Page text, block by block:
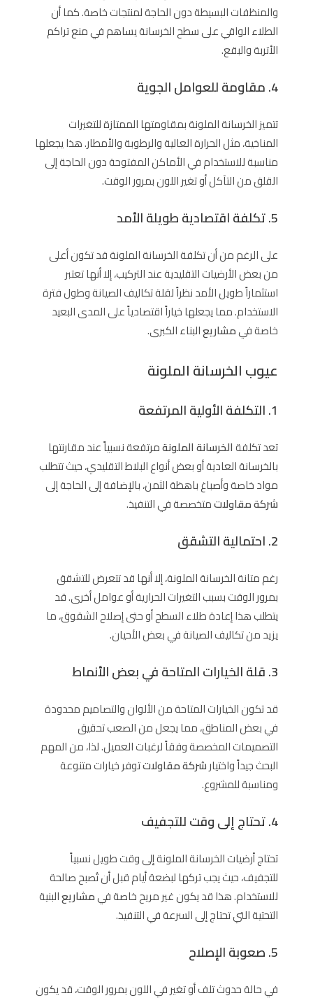
والمنظفات البسيطة دون الحاجة لمنتجات خاصة. كما أن
الطلاء الواقي على سطح الخرسانة يساهم في منع تراكم
الأتربة والبقع.
4. مقاومة للعوامل الجوية
تتميز الخرسانة الملونة بمقاومتها الممتازة للتغيرات
المناخية، مثل الحرارة العالية والرطوبة والأمطار. هذا يجعلها
مناسبة للاستخدام في الأماكن المفتوحة دون الحاجة إلى
القلق من التآكل أو تغير اللون بمرور الوقت.
5. تكلفة اقتصادية طويلة الأمد
على الرغم من أن تكلفة الخرسانة الملونة قد تكون أعلى
من بعض الأرضيات التقليدية عند التركيب، إلا أنها تعتبر
استثماراً طويل الأمد نظراً لقلة تكاليف الصيانة وطول فترة
الاستخدام. مما يجعلها خياراً اقتصادياً على المدى البعيد
خاصة فيمشاريعالبناء الكبرى.
عيوب الخرسانة الملونة
1. التكلفة الأولية المرتفعة
تعد تكلفةالخرسانة الملونةمرتفعة نسبياً عند مقارنتها
بالخرسانة العادية أو بعض أنواع البلاط التقليدي، حيث تتطلب
مواد خاصة وأصباغ باهظة الثمن، بالإضافة إلى الحاجة إلى
شركة مقاولاتمتخصصة في التنفيذ.
2. احتمالية التشقق
رغم متانة الخرسانة الملونة، إلا أنها قد تتعرض للتشقق
بمرور الوقت بسبب التغيرات الحرارية أو عوامل أخرى. قد
يتطلب هذا إعادة طلاء السطح أو حتى إصلاح الشقوق، ما
يزيد من تكاليف الصيانة في بعض الأحيان.
3. قلة الخيارات المتاحة في بعض الأنماط
قد تكون الخيارات المتاحة من الألوان والتصاميم محدودة
في بعض المناطق، مما يجعل من الصعب تحقيق
التصميمات المخصصة وفقاً لرغبات العميل. لذا، من المهم
البحث جيداً واختيارشركة مقاولاتتوفر خيارات متنوعة
ومناسبة للمشروع.
4. تحتاج إلى وقت للتجفيف
تحتاج أرضيات الخرسانة الملونة إلى وقت طويل نسبياً
للتجفيف، حيث يجب تركها لبضعة أيام قبل أن تُصبح صالحة
للاستخدام. هذا قد يكون غير مريح خاصة فيمشاريعالبنية
التحتية التي تحتاج إلى السرعة في التنفيذ.
5. صعوبة الإصلاح
في حالة حدوث تلف أو تغير في اللون بمرور الوقت، قد يكون